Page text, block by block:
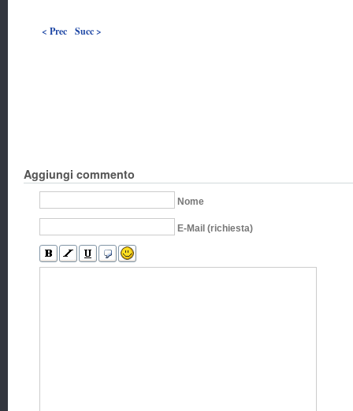
< Prec Succ >
Aggiungi commento
Nome
E-Mail (richiesta)